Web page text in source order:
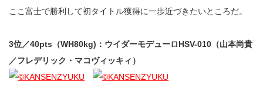
ここ富士で勝利して初タイトル獲得に一歩近づきたいところだ。
3位／40pts（WH80kg)：ウイダーモデューロHSV-010（山本尚貴
／フレデリック・マコヴィッキィ）